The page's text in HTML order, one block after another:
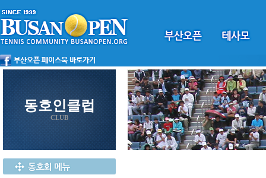
동호인클럽
CLUB